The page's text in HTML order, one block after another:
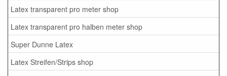
Latex transparent pro meter shop
Latex transparent pro halben meter shop
Super Dunne Latex
Latex Streifen/Strips shop